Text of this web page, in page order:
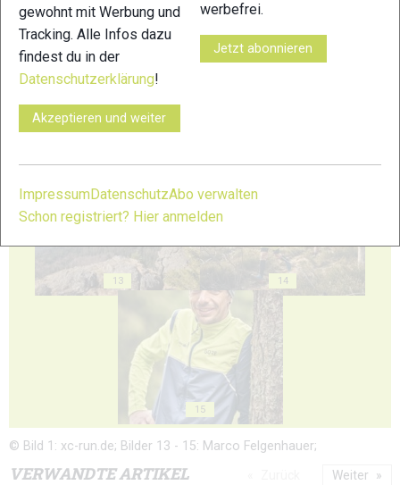
13 14
15
© Bild 1: xc-run.de; Bilder 13 - 15: Marco Felgenhauer;
VERWANDTE ARTIKEL Weiter
gewohnt mit Werbung und
Tracking. Alle Infos dazu
findest du in der
Datenschutzerklärung!
Akzeptieren und weiter
werbefrei.
Jetzt abonnieren
ImpressumDatenschutzAbo verwalten
Schon registriert? Hier anmelden